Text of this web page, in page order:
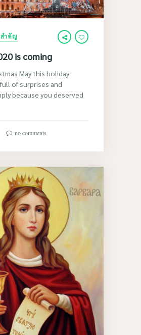
ำคัญ
is coming
May this holiday
of surprises and
because you deserved
no comments